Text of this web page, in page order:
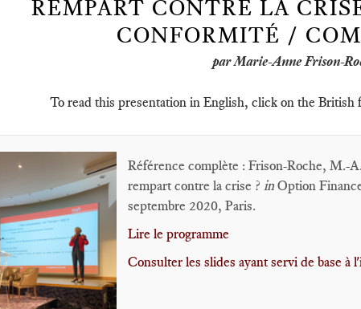
REMPART CONTRE LA
CONFORMITÉ /
par Marie-Anne Frison-
To read this presentation in English, click on the British
Référence complète : Frison-Roche, M.-
rempart contre la crise ? in Option
septembre 2020, Paris.
Lire le programme
Consulter les slides ayant servi de base à